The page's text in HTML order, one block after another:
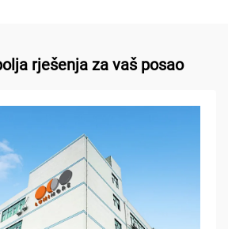
rješenja za vaš posao